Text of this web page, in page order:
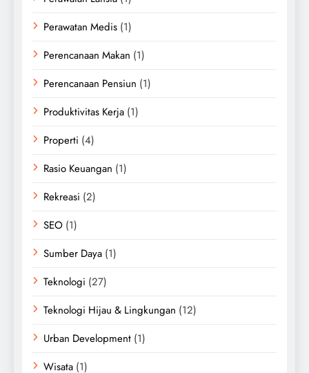
Perawatan Medis (1)
Perencanaan Makan (1)
Perencanaan Pensiun (1)
Produktivitas Kerja (1)
Properti (4)
Rasio Keuangan (1)
Rekreasi (2)
SEO (1)
Sumber Daya (1)
Teknologi (27)
Teknologi Hijau & Lingkungan (12)
Urban Development (1)
Wisata (1)